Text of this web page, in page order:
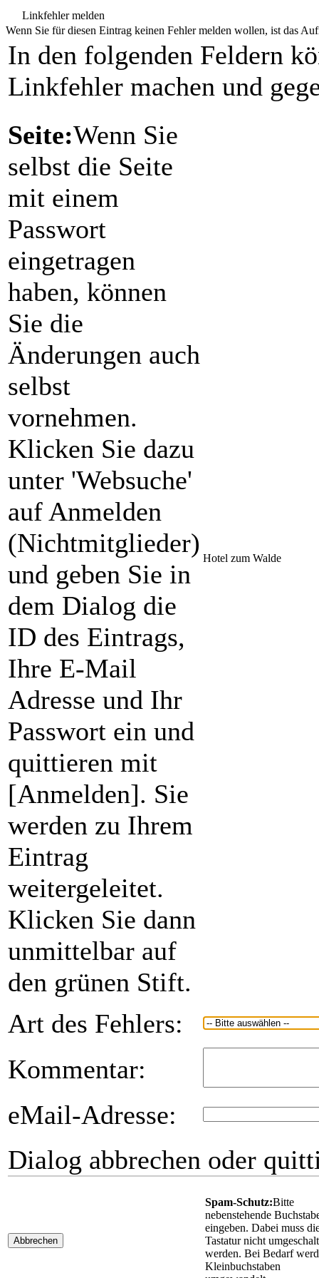
Linkfehler melden
Wenn Sie für diesen Eintrag keinen Fehler melden wollen, ist das
In den folgenden Feldern
Linkfehler machen und
Seite:Wenn Sie
selbst die Seite
mit einem
Passwort
eingetragen
haben, können
Sie die
Änderungen auch
selbst
vornehmen.
Klicken Sie dazu
unter 'Websuche'
auf Anmelden
(Nichtmitglieder)
und geben Sie in
dem Dialog die
ID des Eintrags,
Ihre E-Mail
Adresse und Ihr
Passwort ein und
quittieren mit
[Anmelden]. Sie
werden zu Ihrem
Eintrag
weitergeleitet.
Klicken Sie dann
unmittelbar auf
den grünen Stift.
Hotel zum Walde
Art des Fehlers:
Kommentar:
eMail-Adresse:
Dialog abbrechen oder
Abbrechen
Spam-Schutz:Bitte
nebenstehende
eingeben. Dabei muss
Tastatur nicht
werden. Bei Bedarf
Kleinbuchstaben